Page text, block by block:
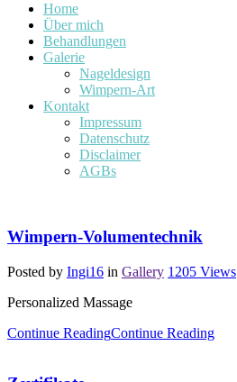
Home
Über mich
Behandlungen
Galerie
Nageldesign
Wimpern-Art
Kontakt
Impressum
Datenschutz
Disclaimer
AGBs
Wimpern-Volumentechnik
Posted by Ingi16 in Gallery 1205 Views
Personalized Massage
Continue ReadingContinue Reading